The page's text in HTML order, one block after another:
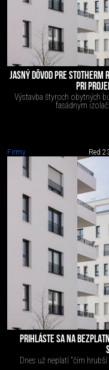
JASNÝ DÔVOD PRE STOTHERM
PRI
Výstavba štyroch obytných
fasádnym
Firmy Red 2
PRIHLÁSTE SA NA
Dnes už neplatí "čím